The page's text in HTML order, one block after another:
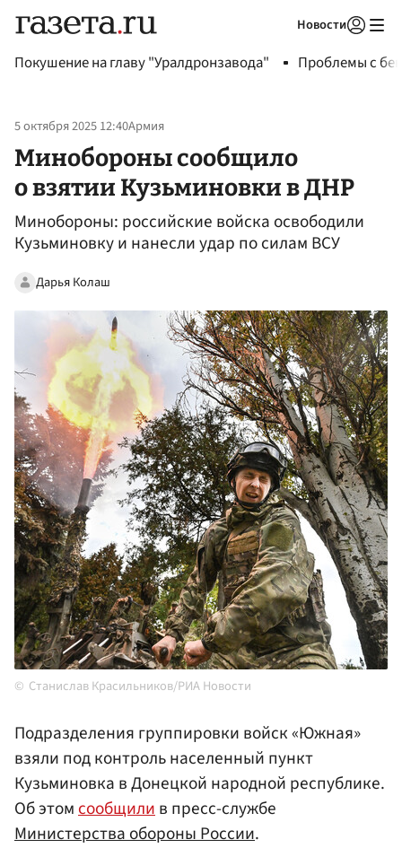
Новости
Покушение на главу "Уралдронзавода" Проблемы с
5 октября 2025 12:40Армия
Минобороны сообщило
о взятии Кузьминовки в ДНР
Минобороны: российские войска освободили
Кузьминовку и нанесли удар по силам ВСУ
Дарья Колаш
Станислав Красильников/РИА Новости
Подразделения группировки войск «Южная»
взяли под контроль населенный пункт
Кузьминовка в Донецкой народной республике.
Об этомсообщилив пресс-службе
Министерства обороны России.